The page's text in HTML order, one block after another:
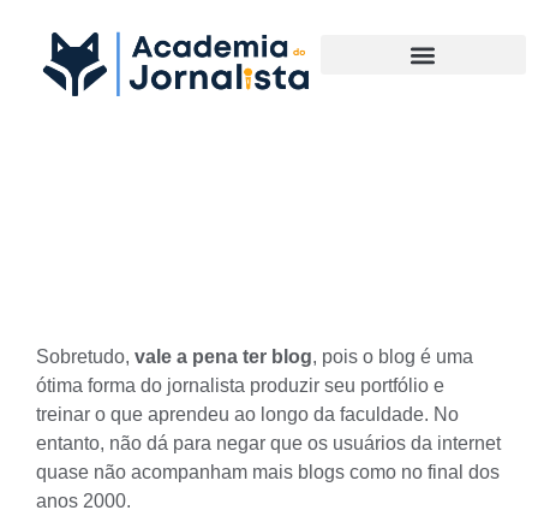
Sobretudo, vale a pena ter blog, pois o blog é uma
ótima forma do jornalista produzir seu portfólio e
treinar o que aprendeu ao longo da faculdade. No
entanto, não dá para negar que os usuários da internet
quase não acompanham mais blogs como no final dos
anos 2000.